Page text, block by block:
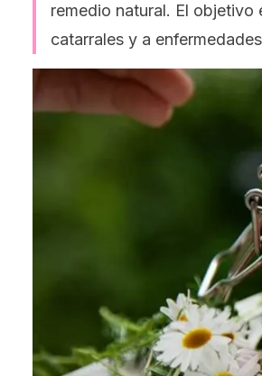
remedio natural. El
catarrales y a